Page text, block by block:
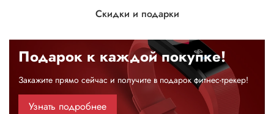
Скидки и подарки
Подарок к каждой покупке!
Закажите прямо сейчас и получите в подарок фитнес-трекер!
Узнать подробнее